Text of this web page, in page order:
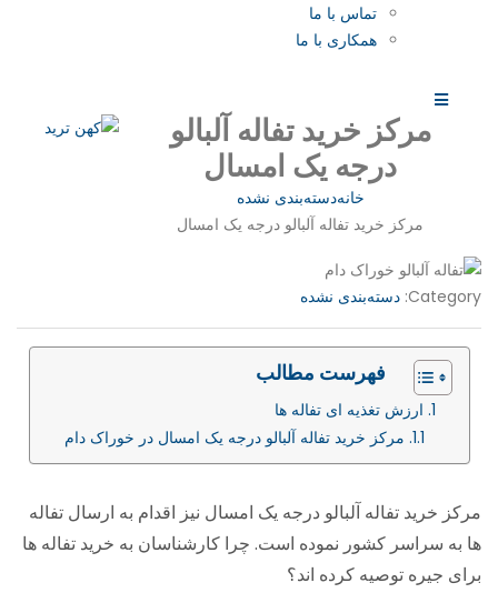
تماس با ما
همکاری با ما
مرکز خرید تفاله آلبالو
درجه یک امسال
خانهدسته‌بندی نشده
مرکز خرید تفاله آلبالو درجه یک امسال
Category: دسته‌بندی نشده
فهرست مطالب
ارزش تغذیه ای تفاله ها
مرکز خرید تفاله آلبالو درجه یک امسال در خوراک دام
مرکز خرید تفاله آلبالو درجه یک امسال نیز اقدام به ارسال تفاله
ها به سراسر کشور نموده است. چرا کارشناسان به خرید تفاله ها
برای جیره توصیه کرده اند؟